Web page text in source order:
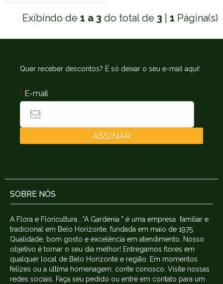
Exibindo de 1 a 3 do total de 3 1 Página(s)
Quer receber descontos? É só deixar o seu e-mail aqui!
* E-mail
ASSINAR
SOBRE NÓS
A Flora e Floricultura , "A Gardenia " é uma empresa familiar e
tradicional em Belo Horizonte, fundada em maio de 1975.
Qualidade, bom gosto e excelência em atendimento. Nosso
objetivo é tornar o seu dia melhor! Entregamos flores em
qualquer local de Belo Horizonte e região. Em momentos
felizes ou a última homenagem, conte conosco. Visite nossas
redes sociais. Faça seu pedido ou entre em contato para um